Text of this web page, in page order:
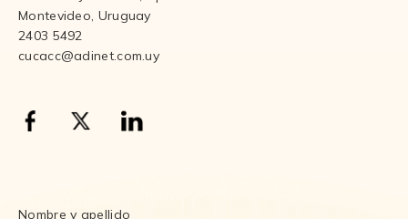
Montevideo, Uruguay
2403 5492
cucacc@adinet.com.uy